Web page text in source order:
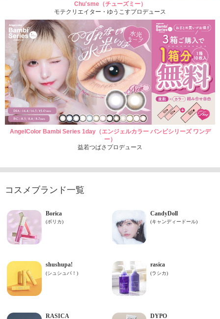
Chu'sme（チューズミー）
モテクリエイター・ゆうこすプロデュース
AngelColor Bambi Series 1day（エンジェルカラー バンビシリーズ ワンデ
ー）
益若つばさプロデュース
コスメブランド一覧